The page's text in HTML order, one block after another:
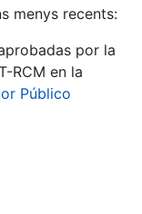
menys recents:
por la
RCM en la
Público